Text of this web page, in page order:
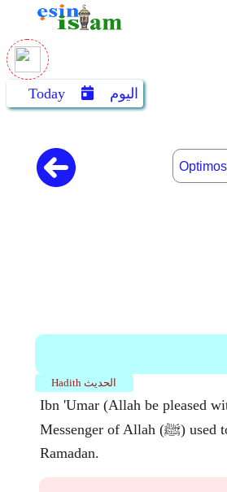
Today اليوم
Hadith الحديث
Ibn 'Umar (Allah be pleased
Messenger of Allah (ﷺ) used to observe i'tikaf in the last ten days of
Ramadan.